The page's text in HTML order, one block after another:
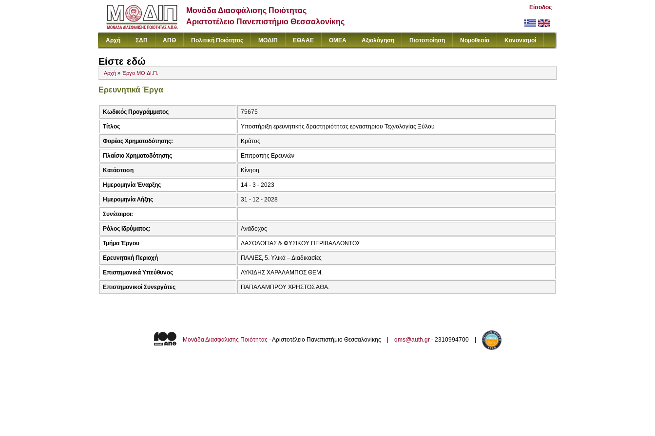
Μονάδα Διασφάλισης Ποιότητας
Αριστοτέλειο Πανεπιστήμιο Θεσσαλονίκης
Είσοδος
Αρχή ΣΔΠ ΑΠΘ Πολιτική Ποιότητας ΜΟΔΙΠ ΕΘΑΑΕ ΟΜΕΑ Αξιολόγηση Πιστοποίηση Νομοθεσία Κανονισμοί
Είστε εδώ
Αρχή » Έργο ΜΟ.ΔΙ.Π.
Ερευνητικά Έργα
Κωδικός Προγράμματος 75675
Τίτλος Υποστήριξη ερευνητικής δραστηριότητας εργαστηριου Τεχνολογίας Ξύλου
Φορέας Χρηματοδότησης: Κράτος
Πλαίσιο Χρηματοδότησης Επιτροπής Ερευνών
Κατάσταση Κίνηση
Ημερομηνία Έναρξης 14 - 3 - 2023
Ημερομηνία Λήξης 31 - 12 - 2028
Συνέταιροι:
Ρόλος Ιδρύματος: Ανάδοχος
Τμήμα Έργου ΔΑΣΟΛΟΓΙΑΣ & ΦΥΣΙΚΟΥ ΠΕΡΙΒΑΛΛΟΝΤΟΣ
Ερευνητική Περιοχή ΠΑΛΙΕΣ, 5. Υλικά – Διαδικασίες
Επιστημονικά Υπεύθυνος ΛΥΚΙΔΗΣ ΧΑΡΑΛΑΜΠΟΣ ΘΕΜ.
Επιστημονικοί Συνεργάτες ΠΑΠΑΛΑΜΠΡΟΥ ΧΡΗΣΤΟΣ ΑΘΑ.
Μονάδα Διασφάλισης Ποιότητας - Αριστοτέλειο Πανεπιστήμιο Θεσσαλονίκης | qms@auth.gr - 2310994700 |